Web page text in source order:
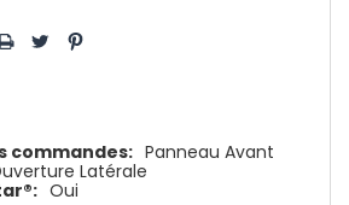
commandes: Panneau Avant
Latérale
Oui